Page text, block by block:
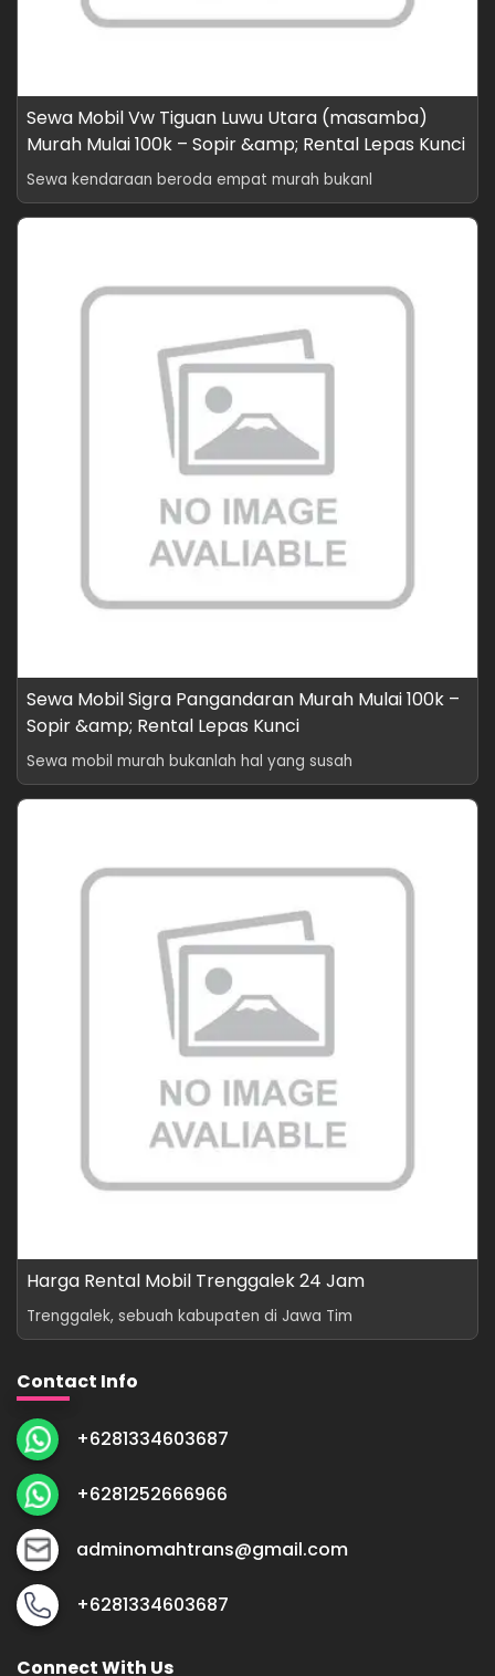
Sewa Mobil Vw Tiguan Luwu Utara (masamba)
Murah Mulai 100k – Sopir &amp; Rental Lepas Kunci
Sewa kendaraan beroda empat murah bukanl
Sewa Mobil Sigra Pangandaran Murah Mulai 100k –
Sopir &amp; Rental Lepas Kunci
Sewa mobil murah bukanlah hal yang susah
Harga Rental Mobil Trenggalek 24 Jam
Trenggalek, sebuah kabupaten di Jawa Tim
Contact Info
+6281334603687
+6281252666966
adminomahtrans@gmail.com
+6281334603687
Connect With Us